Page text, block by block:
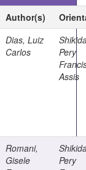
Author(s)
Dias, Luiz
Carlos
Pery
Assis
Romani,
Gisele
Pery